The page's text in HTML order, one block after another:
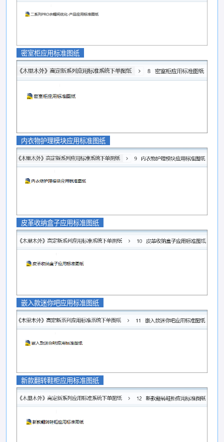
密室柜应用标准图纸
内衣物护理模块应用标准图纸
皮革收纳盒子应用标准图纸
嵌入款迷你吧应用标准图纸
新款翻转鞋柜应用标准图纸